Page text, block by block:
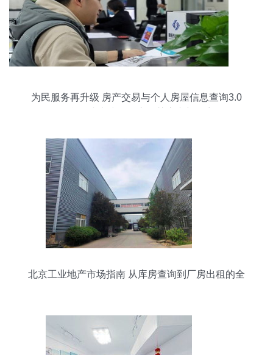
为民服务再升级 房产交易与个人房屋信息查询3.0
北京工业地产市场指南 从库房查询到厂房出租的全